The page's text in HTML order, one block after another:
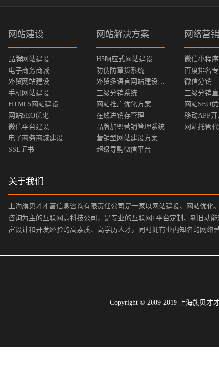
网站建设
品牌网站建设
电子商务商城
外贸网站建设
手机网站建设
HTML5网站建设
网站SEO优化
微信平台建设
电子商务商城建设
SSL证书
网站解决方案
防伪防窜货系统
三级分销系统
网站推广优化方案
在线进销存管理
品牌加盟营销管理系统
营销型网站建设方案
超级导购微信平台
网络营销
微信小程序
百度排名
微信分销
三级分销
网站SEO
移动APP开
网站托管
关于我们
上海旗贝才才富信息咨询有限责任公司是一家以网站建设、网站优
咨询为主的互联网高科技公司，是专业的互联网+平台定制、新旧动
富设计和开发经验的高素质、高学历人才，同时拥有业内知名的网络
Copyright © 2009-2019 上海旗贝